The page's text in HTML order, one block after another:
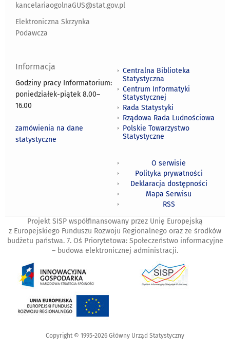
kancelariaogolnaGUS@stat.gov.pl
Elektroniczna Skrzynka
Podawcza
Informacja
Godziny pracy Informatorium:
poniedziałek-piątek 8.00–
16.00
zamówienia na dane
statystyczne
Centralna Biblioteka
Statystyczna
Centrum Informatyki
Statystycznej
Rada Statystyki
Rządowa Rada Ludnościowa
Polskie Towarzystwo
Statystyczne
O serwisie
Polityka prywatności
Deklaracja dostępności
Mapa Serwisu
RSS
Projekt SISP współfinansowany przez Unię Europejską
z Europejskiego Funduszu Rozwoju Regionalnego oraz ze środków
budżetu państwa. 7. Oś Priorytetowa: Społeczeństwo informacyjne
– budowa elektronicznej administracji.
Copyright © 1995-2026 Główny Urząd Statystyczny